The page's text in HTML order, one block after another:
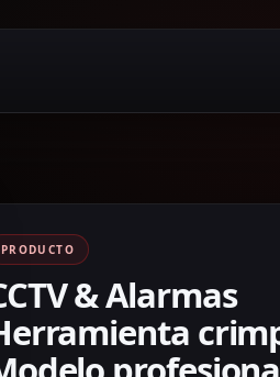
PRODUCTO
& Alarmas